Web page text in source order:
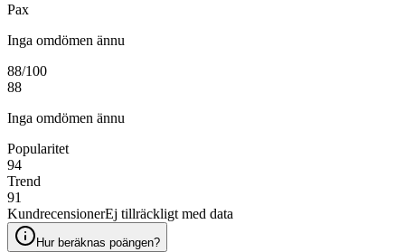
Pax
Inga omdömen ännu
88/100
88
Inga omdömen ännu
Popularitet
94
Trend
91
KundrecensionerEj tillräckligt med data
Hur beräknas poängen?